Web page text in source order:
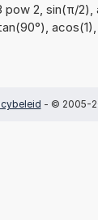
pow 2, sin(π/
- © 2005-